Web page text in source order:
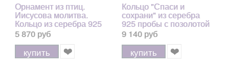
Орнамент из птиц.
Иисусова молитва.
Кольцо из серебра 925
пробы с позолотой и
чернением
5 870 руб
купить
Кольцо "Спаси и
сохрани" из серебра
925 пробы с позолотой
и чернением 5,37 гр.
9 140 руб
купить